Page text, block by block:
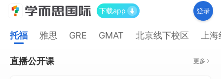
下载app 登录
托福 雅思 GRE GMAT 北京线下校区 上
直播公开课 更多